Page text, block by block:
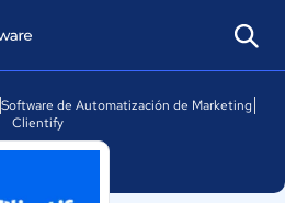
Software de Automatización de Marketing
Clientify